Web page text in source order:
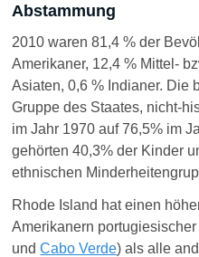
Abstammung
2010 waren 81,4 % der
Amerikaner, 12,4 % Mittel-
Asiaten, 0,6 % Indianer. Die
Gruppe des Staates, nicht-
im Jahr 1970 auf 76,5% im
gehörten 40,3% der Kinder
ethnischen
Rhode Island hat einen
Amerikanern
undCabo Verde) als alle